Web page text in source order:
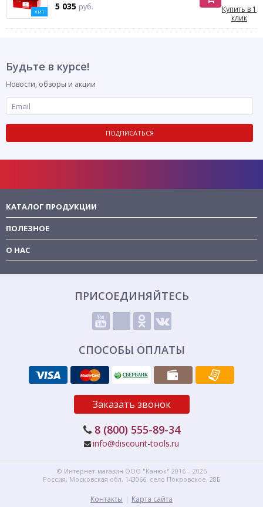
ХИТ 5 035 руб.
Купить в 1
клик
Будьте в курсе!
Новости, обзоры и акции
ПОДПИСАТЬСЯ
КАТАЛОГ ПРОДУКЦИИ
ПОЛЕЗНОЕ
О НАС
ПРИСОЕДИНЯЙТЕСЬ
СПОСОБЫ ОПЛАТЫ
Заказать звонок
8 (800) 555-89-34
info@discount-tools.ru
© Интернет-магазин ООО "Канюк" 2016 – 2026
Россия, Московская обл, 143066, село Покровское, 28Б
Контакты Карта сайта